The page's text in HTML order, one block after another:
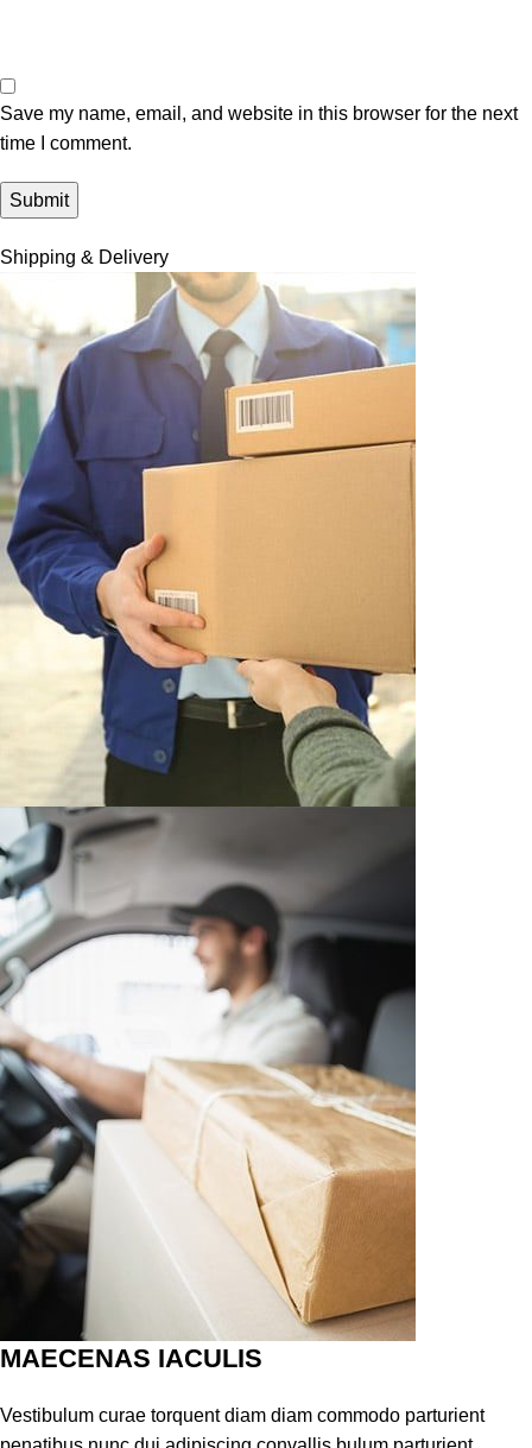
Save my name, email, and website in this browser for the next
time I comment.
Shipping & Delivery
MAECENAS IACULIS
Vestibulum curae torquent diam diam commodo parturient